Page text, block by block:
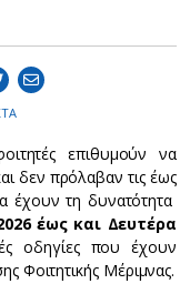
επιθυμούν να
δεν πρόλαβαν τις έως
έχουν τη δυνατότητα
έως και Δευτέρα
οδηγίες που έχουν
Φοιτητικής Μέριμνας.